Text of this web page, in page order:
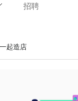
招聘
起造店